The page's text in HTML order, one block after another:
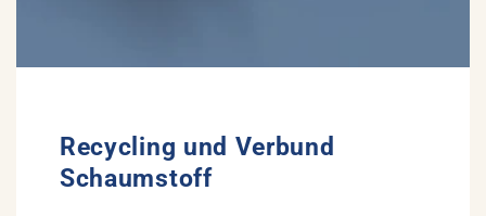
Recycling und Verbund
Schaumstoff